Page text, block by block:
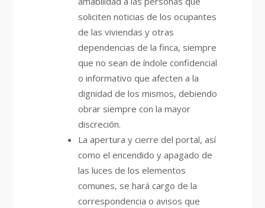
soliciten noticias de los ocupantes
de las viviendas y otras
dependencias de la finca, siempre
que no sean de índole confidencial
o informativo que afecten a la
dignidad de los mismos, debiendo
obrar siempre con la mayor
discreción.
La apertura y cierre del portal, así
como el encendido y apagado de
las luces de los elementos
comunes, se hará cargo de la
correspondencia o avisos que